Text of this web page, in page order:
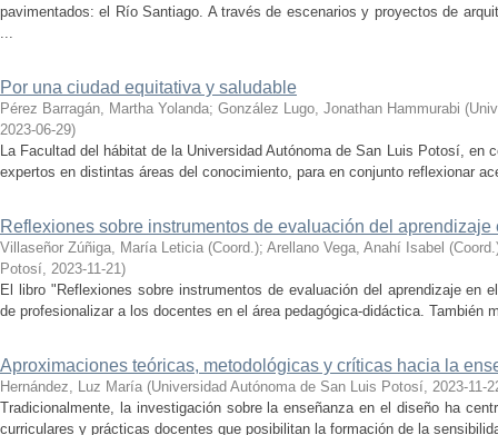
pavimentados: el Río Santiago. A través de escenarios y proyectos de
...
Por una ciudad equitativa y saludable
Pérez Barragán, Martha Yolanda; González Lugo, Jonathan Hammurabi (
2023-06-29)
La Facultad del hábitat de la Universidad Autónoma de San Luis Potosí­, en
expertos en distintas áreas del conocimiento, para en conjunto reflexionar
Reflexiones sobre instrumentos de evaluación del aprendizaje
Villaseñor Zúñiga, María Leticia (Coord.); Arellano Vega, Anahí Isabel
Potosí, 2023-11-21)
El libro "Reflexiones sobre instrumentos de evaluación del aprendizaje en
de profesionalizar a los docentes en el área pedagógica-didáctica. También
Aproximaciones teóricas, metodológicas y crí­ticas hacia la
Hernández, Luz Marí­a (Universidad Autónoma de San Luis Potosí­, 2023-11-
Tradicionalmente, la investigación sobre la enseñanza en el diseño ha
curriculares y prácticas docentes que posibilitan la formación de la